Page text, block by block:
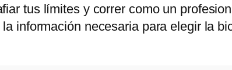
tus límites y correr como un
información necesaria para elegir la